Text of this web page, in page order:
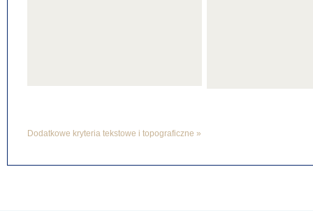
Dodatkowe kryteria tekstowe i topograficzne »